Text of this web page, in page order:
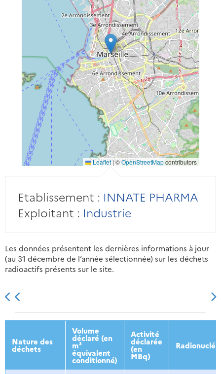
Leaflet|©OpenStreetMapcontributors
Etablissement : INNATE PHARMA
Exploitant : Industrie
Les données présentent les dernières informations à jour
(au 31 décembre de l’année sélectionnée) sur les déchets
radioactifs présents sur le site.
2013 2014 2015 2016
Nature des
déchets
Volume
déclaré (en
m³
équivalent
conditionné)
Activité
déclarée
(en
MBq)